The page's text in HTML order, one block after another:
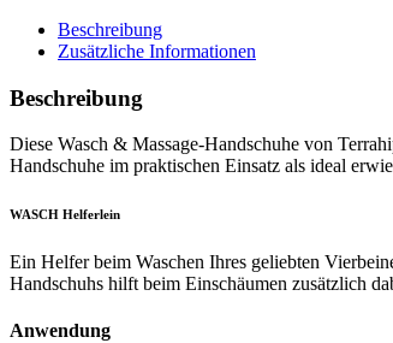
Beschreibung
Zusätzliche Informationen
Beschreibung
Diese Wasch & Massage-Handschuhe von
Handschuhe im praktischen Einsatz als ideal
WASCH Helferlein
Ein Helfer beim Waschen Ihres geliebten
Handschuhs hilft beim Einschäumen zusätzlich
Anwendung